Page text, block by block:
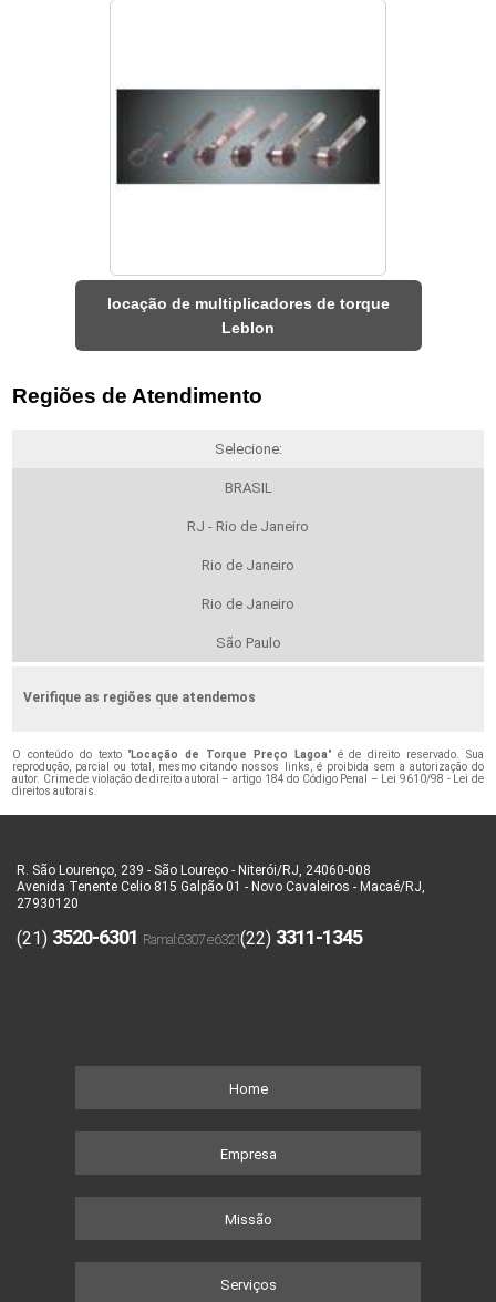
locação de multiplicadores de torque
Leblon
Regiões de Atendimento
Selecione:
BRASIL
RJ - Rio de Janeiro
Rio de Janeiro
Rio de Janeiro
São Paulo
Verifique as regiões que atendemos
O conteúdo do texto "Locação de Torque Preço Lagoa" é de direito reservado. Sua
reprodução, parcial ou total, mesmo citando nossos links, é proibida sem a autorização do
autor. Crime de violação de direito autoral – artigo 184 do Código Penal –
Lei 9610/98 - Lei de
direitos autorais
R. São Lourenço, 239 - São Loureço - Niterói/RJ, 24060-008
Avenida Tenente Celio 815 Galpão 01 - Novo Cavaleiros - Macaé/RJ,
27930120
(21) 3520-6301 (22) 3311-1345
Home
Empresa
Missão
Serviços